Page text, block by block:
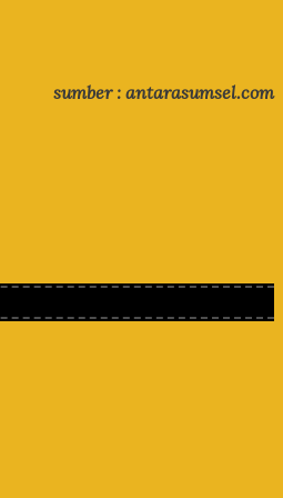
sumber : antarasumsel.com